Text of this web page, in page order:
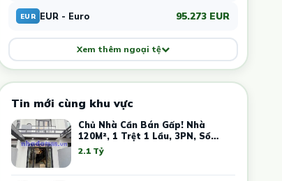
EUR EUR - Euro 95.273 EUR
Xem thêm ngoại tệ
Tin mới cùng khu vực
Chủ Nhà Cần Bán Gấp! Nhà
120M², 1 Trệt 1 Lầu, 3PN, Sổ
Hồng Riêng Chỉ 2Tỷ1 Ngay Trung
Tâm Thủ Dầu Một
2.1 Tỷ